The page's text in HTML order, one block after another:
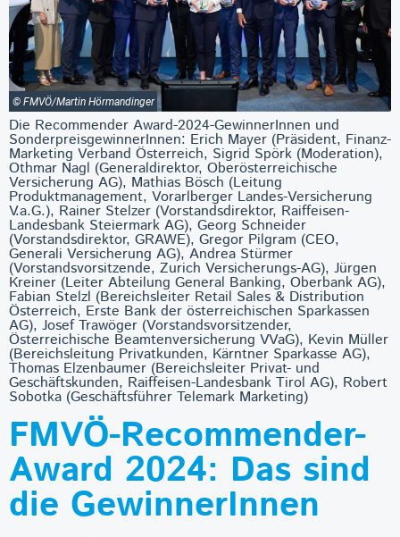
© FMVÖ/Martin Hörmandinger
Die Recommender Award-2024-GewinnerInnen und
SonderpreisgewinnerInnen: Erich Mayer (Präsident, Finanz-
Marketing Verband Österreich, Sigrid Spörk (Moderation),
Othmar Nagl (Generaldirektor, Oberösterreichische
Versicherung AG), Mathias Bösch (Leitung
Produktmanagement, Vorarlberger Landes-Versicherung
V.a.G.), Rainer Stelzer (Vorstandsdirektor, Raiffeisen-
Landesbank Steiermark AG), Georg Schneider
(Vorstandsdirektor, GRAWE), Gregor Pilgram (CEO,
Generali Versicherung AG), Andrea Stürmer
(Vorstandsvorsitzende, Zurich Versicherungs-AG), Jürgen
Kreiner (Leiter Abteilung General Banking, Oberbank AG),
Fabian Stelzl (Bereichsleiter Retail Sales & Distribution
Österreich, Erste Bank der österreichischen Sparkassen
AG), Josef Trawöger (Vorstandsvorsitzender,
Österreichische Beamtenversicherung VVaG), Kevin Müller
(Bereichsleitung Privatkunden, Kärntner Sparkasse AG),
Thomas Elzenbaumer (Bereichsleiter Privat- und
Geschäftskunden, Raiffeisen-Landesbank Tirol AG), Robert
Sobotka (Geschäftsführer Telemark Marketing)
FMVÖ-Recommender-
Award 2024: Das sind
die GewinnerInnen